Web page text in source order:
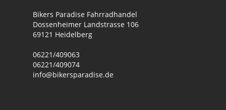
Bikers Paradise Fahrradhandel
Dossenheimer Landstrasse 106
69121 Heidelberg
06221/409063
06221/409074
info@bikersparadise.de